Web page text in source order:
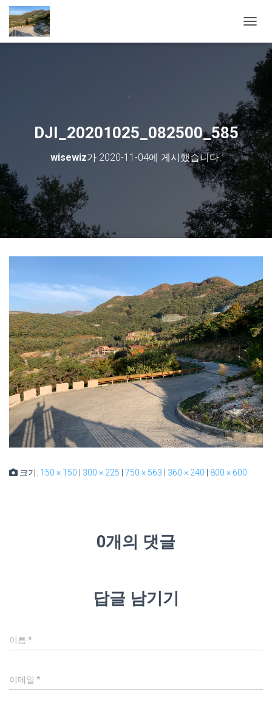
DJI_20201025_082500_585
wisewiz가 2020-11-04에 게시했습니다.
크기: 150 × 150 | 300 × 225 | 750 × 563 | 360 × 240 | 800 × 600
0개의 댓글
답글 남기기
이름 *
이메일 *